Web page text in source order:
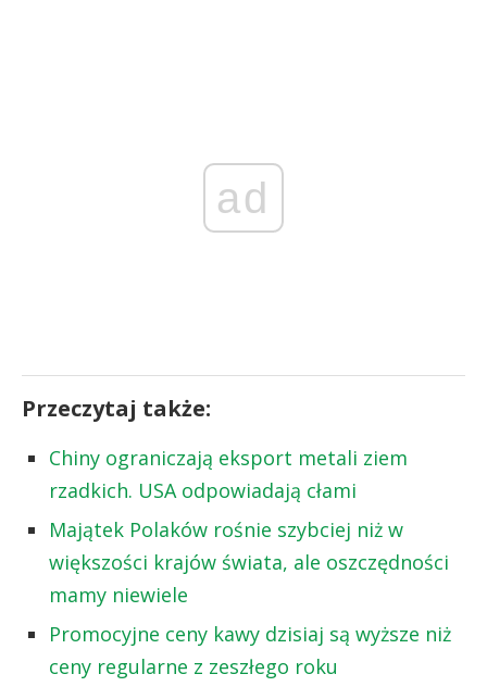
ad
Przeczytaj także:
Chiny ograniczają eksport metali ziem
rzadkich. USA odpowiadają cłami
Majątek Polaków rośnie szybciej niż w
większości krajów świata, ale oszczędności
mamy niewiele
Promocyjne ceny kawy dzisiaj są wyższe niż
ceny regularne z zeszłego roku